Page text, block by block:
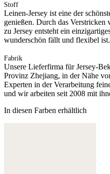
Stoff
Leinen-Jersey ist eine der
genießen. Durch das
zu Jersey entsteht ein
wunderschön fällt und flexibel ist.
Fabrik
Unsere Lieferfirma für Jersey-
Provinz Zhejiang, in der Nähe
Experten in der Verarbeitung
und wir arbeiten seit 2008 mit
In diesen Farben erhältlich